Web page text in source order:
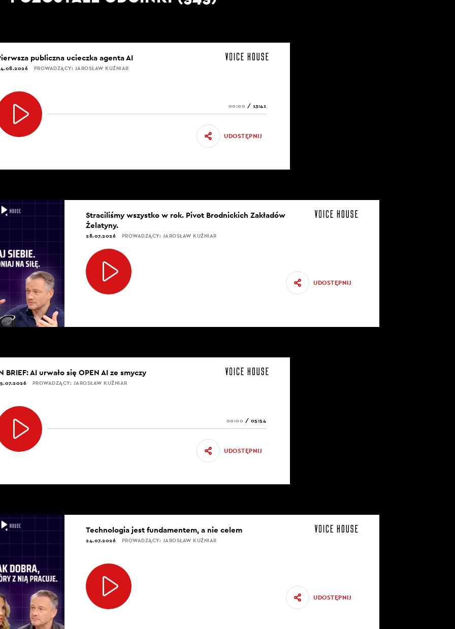
publiczna ucieczka agenta AI
PROWADZĄCY: JAROSŁAW KUŹNIAR
00:00 / 13:41
UDOSTĘPNIJ
Straciliśmy wszystko w rok. Pivot Brodnickich Zakładów
Żelatyny.
28.07.2026 PROWADZĄCY: JAROSŁAW KUŹNIAR
UDOSTĘPNIJ
BRIEF: AI urwało się OPEN AI ze smyczy
PROWADZĄCY: JAROSŁAW KUŹNIAR
00:00 / 05:54
UDOSTĘPNIJ
Technologia jest fundamentem, a nie celem
24.07.2026 PROWADZĄCY: JAROSŁAW KUŹNIAR
UDOSTĘPNIJ